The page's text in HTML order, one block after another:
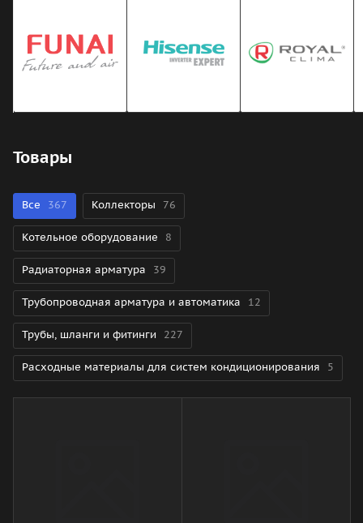
Товары
Все 367 Коллекторы 76
Котельное оборудование 8
Радиаторная арматура 39
Трубопроводная арматура и автоматика 12
Трубы, шланги и фитинги 227
Расходные материалы для систем кондиционирования 5